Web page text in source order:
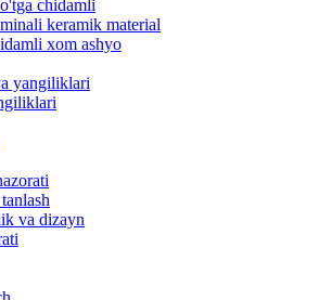
chidamli
keramik material
xom ashyo
yangiliklari
va dizayn